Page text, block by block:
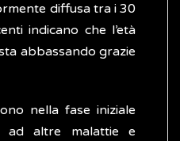
diffusa tra i 30
indicano che l’età
abbassando grazie
nella fase iniziale
ad altre malattie e